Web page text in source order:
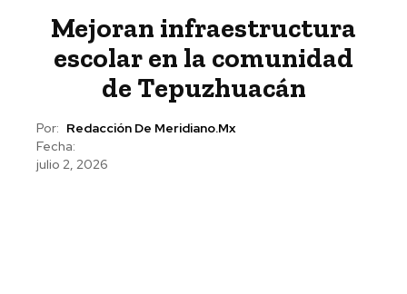
Mejoran infraestructura
escolar en la comunidad
de Tepuzhuacán
Por: Redacción De Meridiano.mx
Fecha:
julio 2, 2026